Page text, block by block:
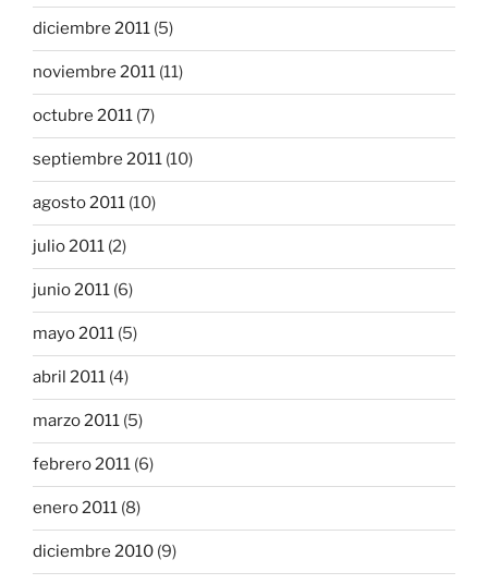
diciembre 2011 (5)
noviembre 2011 (11)
octubre 2011 (7)
septiembre 2011 (10)
agosto 2011 (10)
julio 2011 (2)
junio 2011 (6)
mayo 2011 (5)
abril 2011 (4)
marzo 2011 (5)
febrero 2011 (6)
enero 2011 (8)
diciembre 2010 (9)